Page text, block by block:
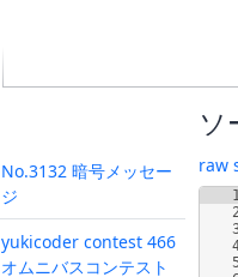
No.3132 暗号メッセー
ジ
yukicoder contest 466
オムニバスコンテスト
ソ
raw